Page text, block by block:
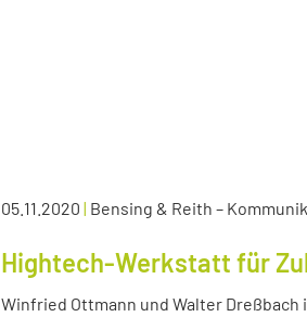
05.11.2020 | Bensing & Reith –
Hightech-Werkstatt für
Winfried Ottmann und Walter